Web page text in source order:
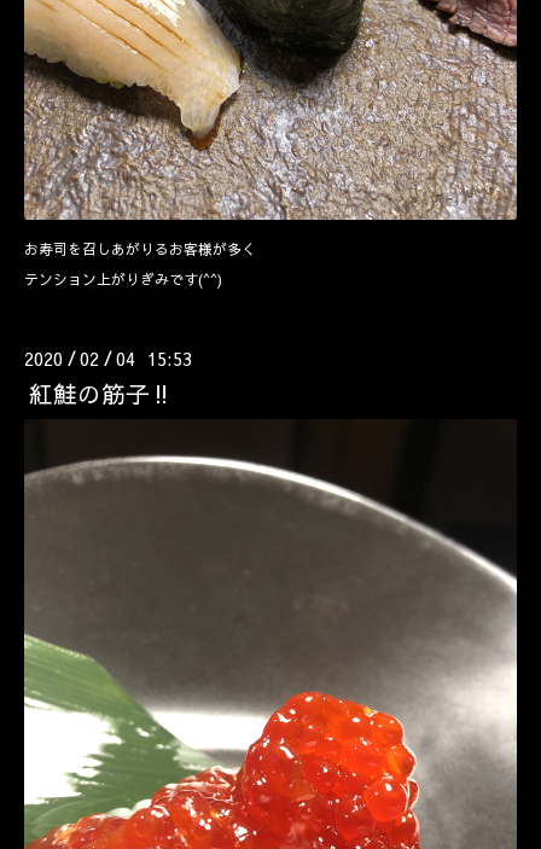
お寿司を召しあがりるお客様が多く
テンション上がりぎみです(^^)
2020 /02 /04 15:53
紅鮭の筋子‼️